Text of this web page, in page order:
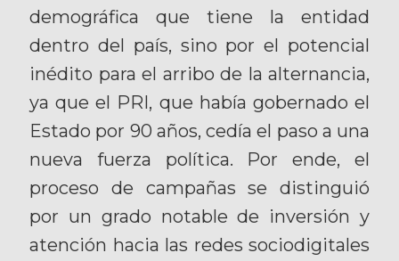
demográfica que tiene la entidad
dentro del país, sino por el potencial
inédito para el arribo de la alternancia,
ya que el PRI, que había gobernado el
Estado por 90 años, cedía el paso a una
nueva fuerza política. Por ende, el
proceso de campañas se distinguió
por un grado notable de inversión y
atención hacia las redes sociodigitales